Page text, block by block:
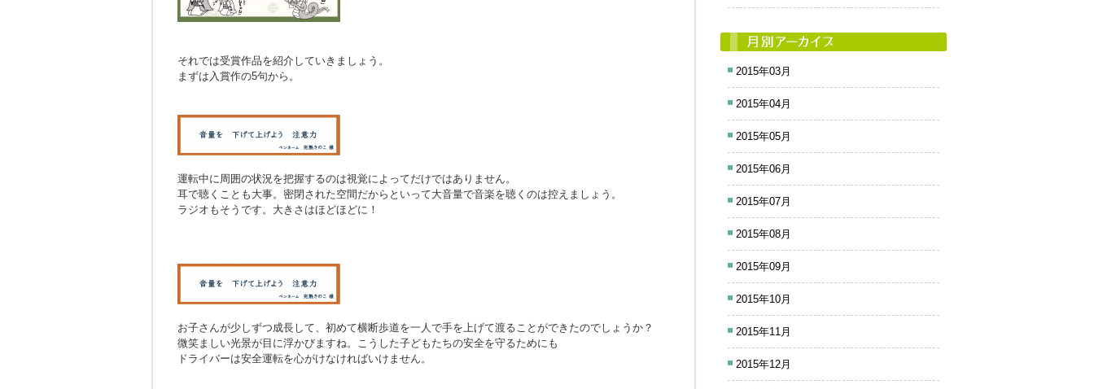
それでは受賞作品を紹介していきましょう。
まずは入賞作の5句から。
運転中に周囲の状況を把握するのは視覚によってだけではありません。
耳で聴くことも大事。密閉された空間だからといって大音量で音楽を聴くのは控えましょう。
ラジオもそうです。大きさはほどほどに！
お子さんが少しずつ成長して、初めて横断歩道を一人で手を上げて渡ることができたのでしょうか？
微笑ましい光景が目に浮かびますね。こうした子どもたちの安全を守るためにも
ドライバーは安全運転を心がけなければいけません。
2015年03月
2015年04月
2015年05月
2015年06月
2015年07月
2015年08月
2015年09月
2015年10月
2015年11月
2015年12月